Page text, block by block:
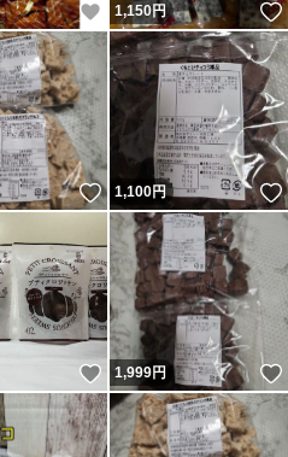
いいね！
1,150円
いいね！
1,100円
いいね！
1,999円